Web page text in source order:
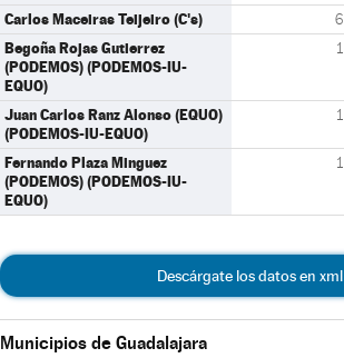
Carlos Maceiras Teijeiro (C's) 6
Begoña Rojas Gutierrez
(PODEMOS) (PODEMOS-IU-
EQUO)
1
Juan Carlos Ranz Alonso (EQUO)
(PODEMOS-IU-EQUO)
1
Fernando Plaza Minguez
(PODEMOS) (PODEMOS-IU-
EQUO)
1
Descárgate los datos en xml
Municipios de Guadalajara